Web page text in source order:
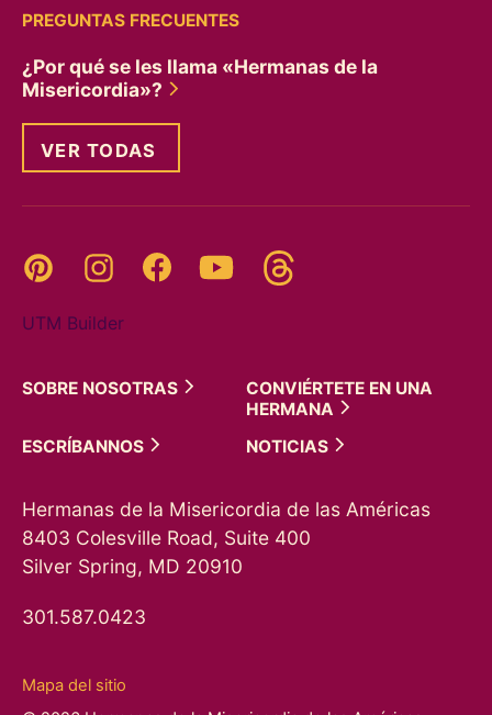
PREGUNTAS FRECUENTES
¿Por qué se les llama «Hermanas de la
Misericordia»?
VER TODAS
Pinterest InstagramFacebookYouTube
UTM Builder
SOBRE NOSOTRAS
CONVIÉRTETE EN UNA
HERMANA
ESCRÍBANNOS
NOTICIAS
Hermanas de la Misericordia de las Américas
8403 Colesville Road, Suite 400
Silver Spring, MD 20910
301.587.0423
Mapa del sitio